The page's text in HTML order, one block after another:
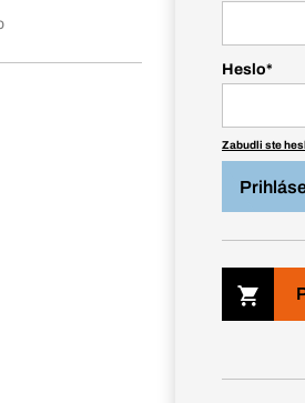
Heslo*
Zabudli ste